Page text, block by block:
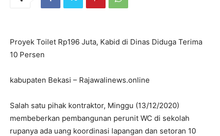
Proyek Toilet Rp196 Juta, Kabid di Dinas Diduga Terima
10 Persen
kabupaten Bekasi – Rajawalinews.online
Salah satu pihak kontraktor, Minggu (13/12/2020)
membeberkan pembangunan perunit WC di sekolah
rupanya ada uang koordinasi lapangan dan setoran 10